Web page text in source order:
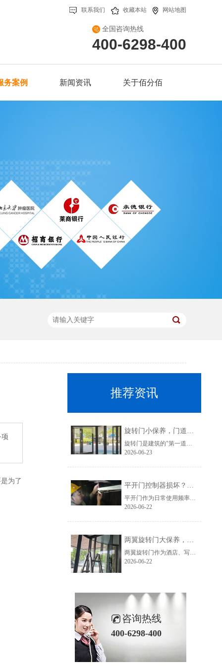
联系我们 收藏本站 网站地图
全国咨询热线
400-6298-400
务案例 新闻资讯 关于佰分佰
为了
推荐资讯
旋转门小保养，门道佰分佰来守护！
旋转门是建筑的"第一道风景"，每天迎来送往，承载着无数次开合。但你知道吗？想让它转得顺、用得久，日常小保养少不了。
2026-06-23
平开门控制器损坏？门道佰分佰专业上门修到好
平开门作为日常使用频率极高的自动门类型，其控制器是整套系统的"大脑"，一旦损坏，轻则门体无法正常开合，重则完全瘫痪，严重影响日常通行与场所安全。
2026-06-22
两翼旋转门大保养，门道佰分佰专业护航
两翼旋转门作为酒店、写字楼等高端场所的标配出入口设备，定期进行大保养是延长使用寿命、保障安全运行的关键。门道佰分佰作为专注旋转门售后服务的专业品牌，为我们提供了一套完整的养护标准。
2026-06-22
咨询热线
400-6298-400